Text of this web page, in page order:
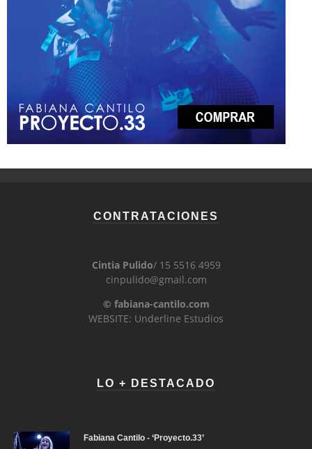
CONTRATACIONES
Cintia Pulido/ 15 5516 4959
cinpulido@gmail.com
© fabiana-cantilo.com
WEBSITE: Underline Estudios
LO + DESTACADO
Fabiana Cantilo - ‘Proyecto.33’